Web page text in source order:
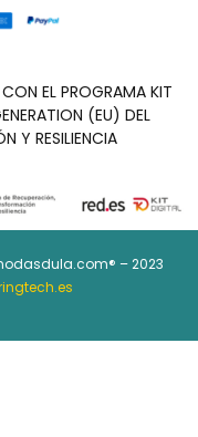
EL PROGRAMA KIT
(EU) DEL
Y RESILIENCIA
– 2023